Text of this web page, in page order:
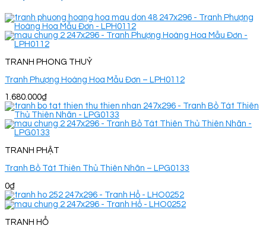
TRANH PHONG THUỶ
Tranh Phượng Hoàng Hoa Mẫu Đơn – LPH0112
1.680.000₫
TRANH PHẬT
Tranh Bồ Tát Thiên Thủ Thiên Nhãn – LPG0133
0₫
TRANH HỔ